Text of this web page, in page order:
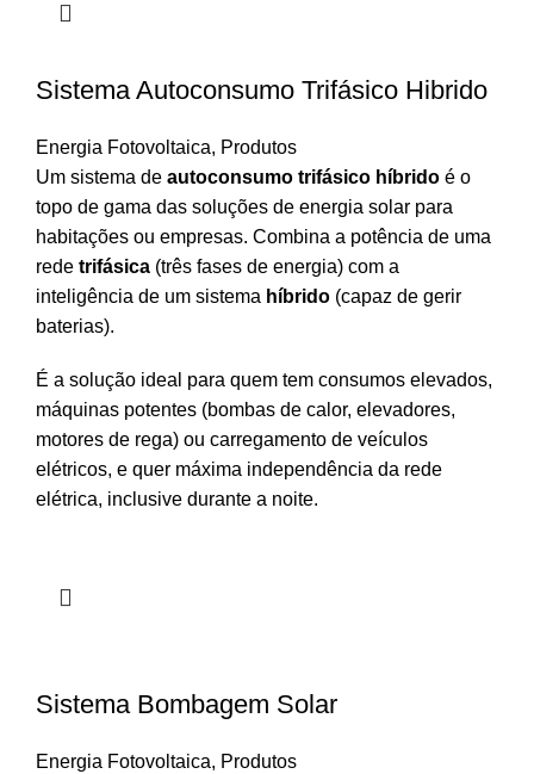
Sistema Autoconsumo Trifásico Hibrido
Energia Fotovoltaica, Produtos
Um sistema de autoconsumo trifásico híbrido é o
topo de gama das soluções de energia solar para
habitações ou empresas. Combina a potência de uma
rede trifásica (três fases de energia) com a
inteligência de um sistema híbrido (capaz de gerir
baterias).
É a solução ideal para quem tem consumos elevados,
máquinas potentes (bombas de calor, elevadores,
motores de rega) ou carregamento de veículos
elétricos, e quer máxima independência da rede
elétrica, inclusive durante a noite.
Sistema Bombagem Solar
Energia Fotovoltaica, Produtos